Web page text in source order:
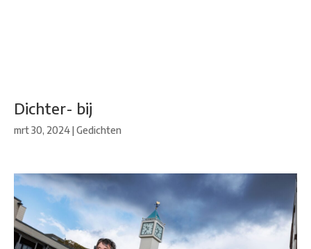
Dichter- bij
mrt 30, 2024|Gedichten